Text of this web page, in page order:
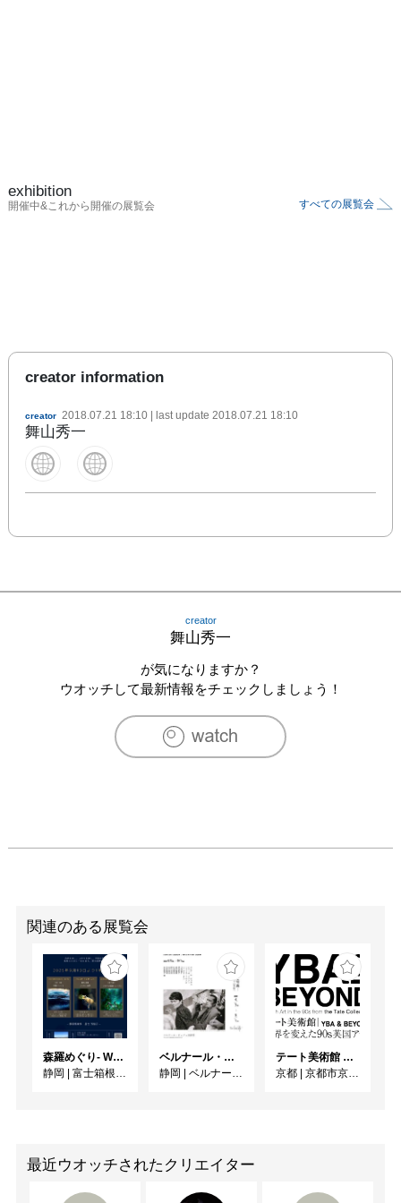
exhibition
開催中&これから開催の展覧会 すべての展覧会
creator information
creator 2018.07.21 18:10 | last update 2018.07.21 18:10
舞山秀一
creator
舞山秀一
が気になりますか？
ウオッチして最新情報をチェックしましょう！
関連のある展覧会
森羅めぐり- Wandering in Shinra -
静岡 | 富士箱根カントリークラブ
ベルナール・ビュフェと写真 ーカメラがとらえたビュフェとその時代、そして21 世紀へ
静岡 | ベルナール・ビュフェ美術館
テート美術館 ― YBA & BEYOND 世界を変えた90s英国アート
京都 | 京都市京セラ美術館
最近ウオッチされたクリエイター